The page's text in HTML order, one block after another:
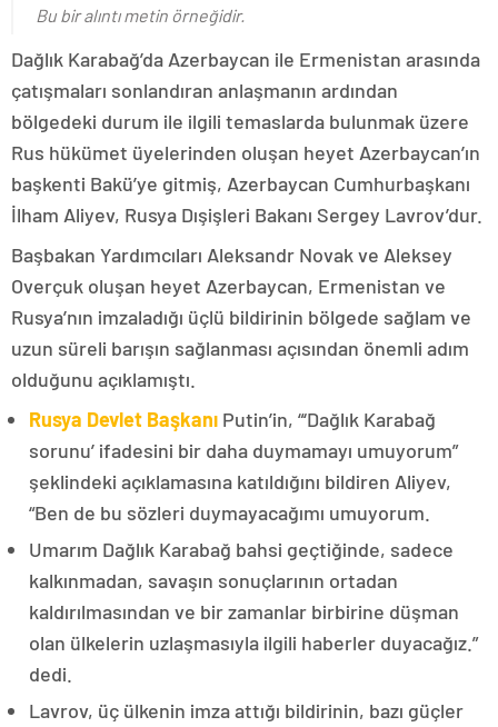
Bu bir alıntı metin örneğidir.
Dağlık Karabağ’da Azerbaycan ile Ermenistan arasında
çatışmaları sonlandıran anlaşmanın ardından
bölgedeki durum ile ilgili temaslarda bulunmak üzere
Rus hükümet üyelerinden oluşan heyet Azerbaycan’ın
başkenti Bakü’ye gitmiş, Azerbaycan Cumhurbaşkanı
İlham Aliyev, Rusya Dışişleri Bakanı Sergey Lavrov’dur.
Başbakan Yardımcıları Aleksandr Novak ve Aleksey
Overçuk oluşan heyet Azerbaycan, Ermenistan ve
Rusya’nın imzaladığı üçlü bildirinin bölgede sağlam ve
uzun süreli barışın sağlanması açısından önemli adım
olduğunu açıklamıştı.
Rusya Devlet Başkanı Putin’in, “‘Dağlık Karabağ
sorunu’ ifadesini bir daha duymamayı umuyorum”
şeklindeki açıklamasına katıldığını bildiren Aliyev,
“Ben de bu sözleri duymayacağımı umuyorum.
Umarım Dağlık Karabağ bahsi geçtiğinde, sadece
kalkınmadan, savaşın sonuçlarının ortadan
kaldırılmasından ve bir zamanlar birbirine düşman
olan ülkelerin uzlaşmasıyla ilgili haberler duyacağız.”
dedi.
Lavrov, üç ülkenin imza attığı bildirinin, bazı güçler